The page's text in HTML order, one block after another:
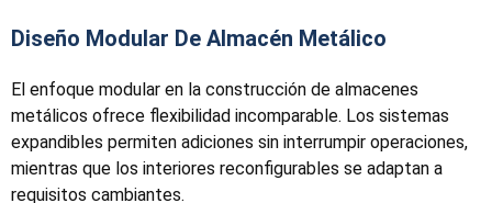
Diseño Modular De Almacén Metálico
El enfoque modular en la construcción de almacenes
metálicos ofrece flexibilidad incomparable. Los sistemas
expandibles permiten adiciones sin interrumpir operaciones,
mientras que los interiores reconfigurables se adaptan a
requisitos cambiantes.